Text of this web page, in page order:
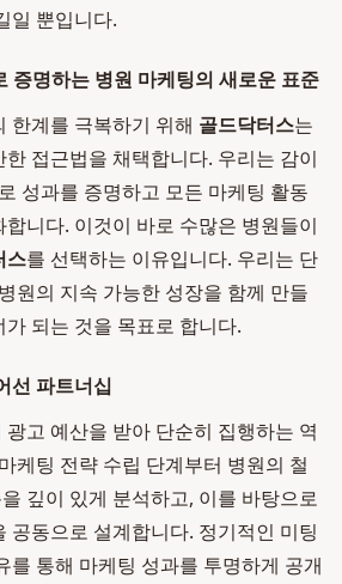
일 뿐입니다.
증명하는 병원 마케팅의 새로운 표준
한계를 극복하기 위해 골드닥터스는
접근법을 채택합니다. 우리는 감이
성과를 증명하고 모든 마케팅 활동
니다. 이것이 바로 수많은 병원들이
스를 선택하는 이유입니다. 우리는 단
원의 지속 가능한 성장을 함께 만들
되는 것을 목표로 합니다.
선 파트너십
고 예산을 받아 단순히 집행하는 역
케팅 전략 수립 단계부터 병원의 철
깊이 있게 분석하고, 이를 바탕으로
공동으로 설계합니다. 정기적인 미팅
를 통해 마케팅 성과를 투명하게 공개